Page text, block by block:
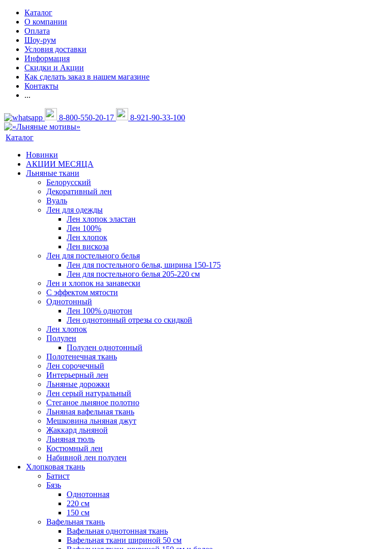
Каталог
О компании
Оплата
Шоу-рум
Условия доставки
Информация
Скидки и Акции
Как сделать заказ в нашем магазине
Контакты
...
8-800-550-20-17 8-921-90-33-100
Каталог
Новинки
АКЦИИ МЕСЯЦА
Льняные ткани
Белорусский
Декоративный лен
Вуаль
Лен для одежды
Лен хлопок эластан
Лен 100%
Лен хлопок
Лен вискоза
Лен для постельного белья
Лен для постельного белья, ширина 150-175
Лен для постельного белья 205-220 см
Лен и хлопок на занавески
С эффектом мятости
Однотонный
Лен 100% однотон
Лен однотонный отрезы со скидкой
Лен хлопок
Полулен
Полулен однотонный
Полотенечная ткань
Лен сорочечный
Интерьерный лен
Льняные дорожки
Лен серый натуральный
Стеганое льняное полотно
Льняная вафельная ткань
Мешковина льняная джут
Жаккард льняной
Льняная тюль
Костюмный лен
Набивной лен полулен
Хлопковая ткань
Батист
Бязь
Однотонная
220 см
150 см
Вафельная ткань
Вафельная однотонная ткань
Вафельная ткани шириной 50 см